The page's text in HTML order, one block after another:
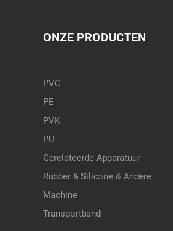
ONZE PRODUCTEN
PVC
PE
PVK
PU
Gerelateerde Apparatuur
Rubber & Silicone & Andere
Machine
Transportband